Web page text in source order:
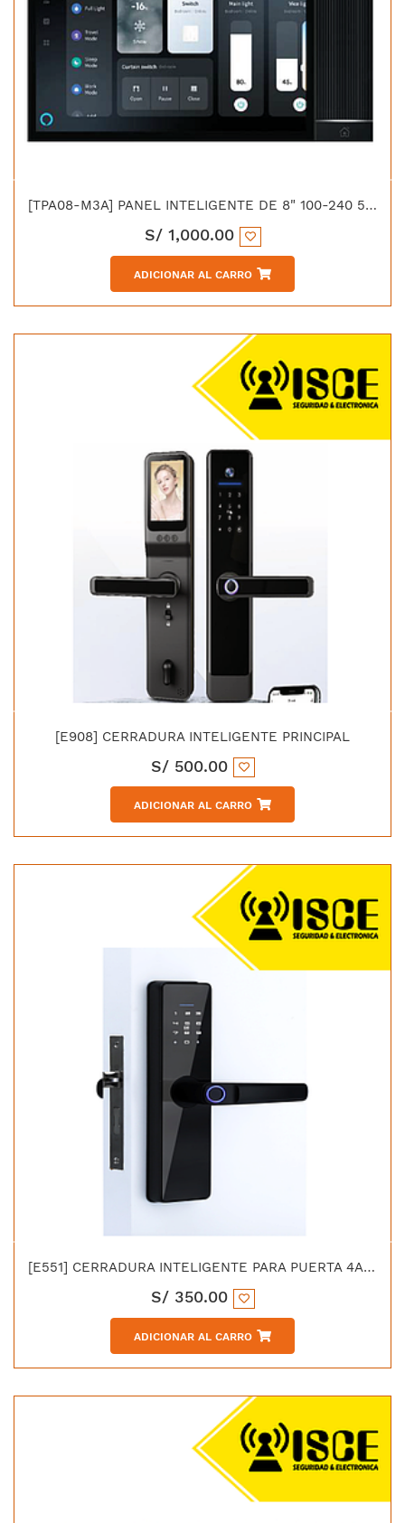
[TPA08-M3A] PANEL INTELIGENTE DE 8" 100-240 50/60Hz MICROFONO Y PARLANTE
S/ 1,000.00
ADICIONAR AL CARRO
[E908] CERRADURA INTELIGENTE PRINCIPAL
S/ 500.00
ADICIONAR AL CARRO
[E551] CERRADURA INTELIGENTE PARA PUERTA 4AA 100 HUELLAS 100 TARJETAS 300 PASSWORD
S/ 350.00
ADICIONAR AL CARRO